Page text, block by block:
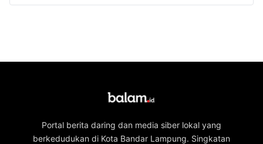
Portal berita daring dan media siber lokal yang
berkedudukan di Kota Bandar Lampung. Singkatan